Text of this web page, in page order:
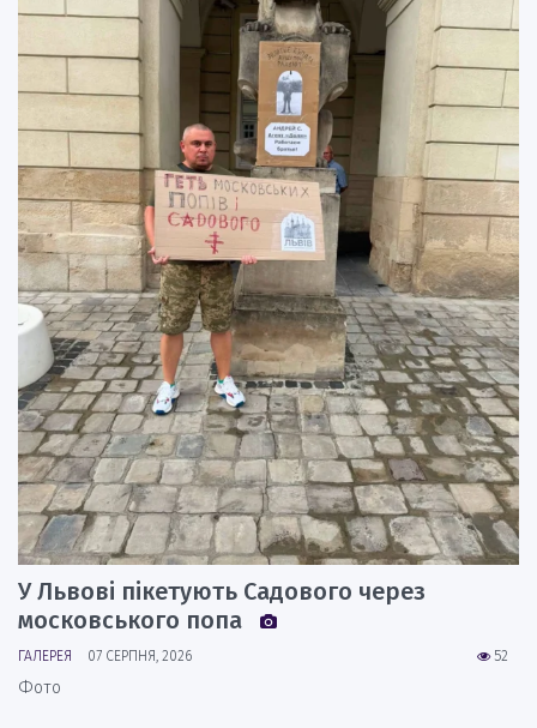
У Львові пікетують Садового через
московського попа
52
ГАЛЕРЕЯ 07 СЕРПНЯ, 2026
Фото